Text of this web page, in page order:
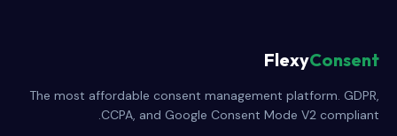
FlexyConsent
The most affordable consent management platform. GDPR,
CCPA, and Google Consent Mode V2 compliant.